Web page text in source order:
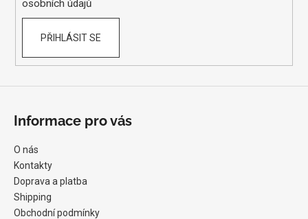
osobních údajů
PŘIHLÁSIT SE
Informace pro vás
O nás
Kontakty
Doprava a platba
Shipping
Obchodní podmínky